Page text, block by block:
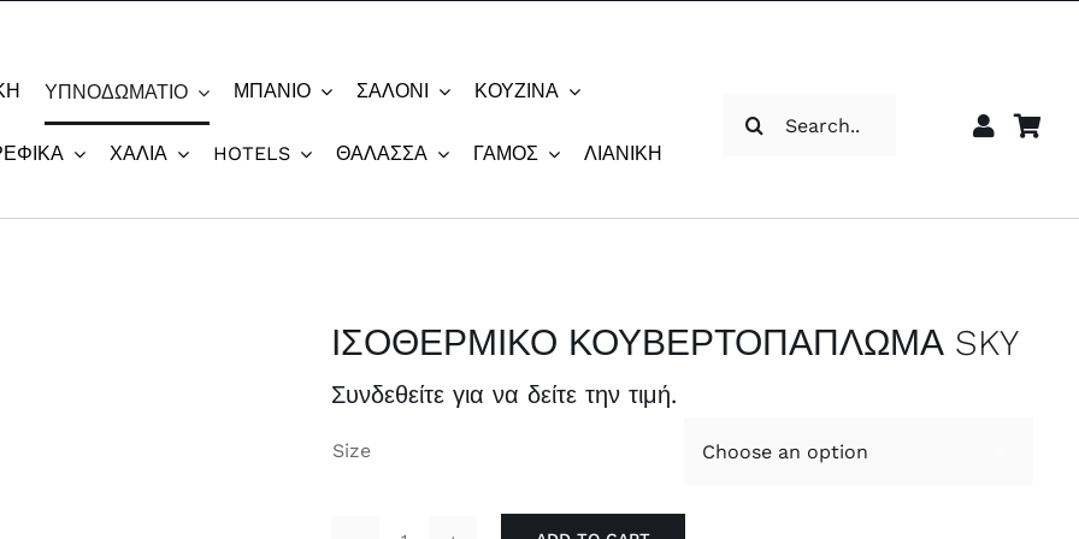
ΥΠΝΟΔΩΜΆΤΙΟ ΜΠΆΝΙΟ ΣΑΛΌΝΙ ΚΟΥΖΊΝΑ
ΧΑΛΙΆ HOTELS ΘΆΛΑΣΣΑ ΓΆΜΟΣ ΛΙΑΝΙΚΉ
ΙΣΟΘΕΡΜΙΚΟ ΚΟΥΒΕΡΤΟΠΑΠΛΩΜΑ SKY
Συνδεθείτε για να δείτε την τιμή.
Size